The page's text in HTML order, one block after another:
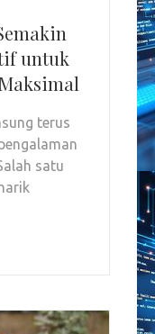
untuk
terus
satu